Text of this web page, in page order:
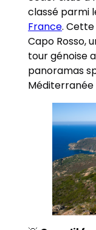
classé parmi
France.
Capo Rosso,
tour génoise
panoramas
Méditerranée